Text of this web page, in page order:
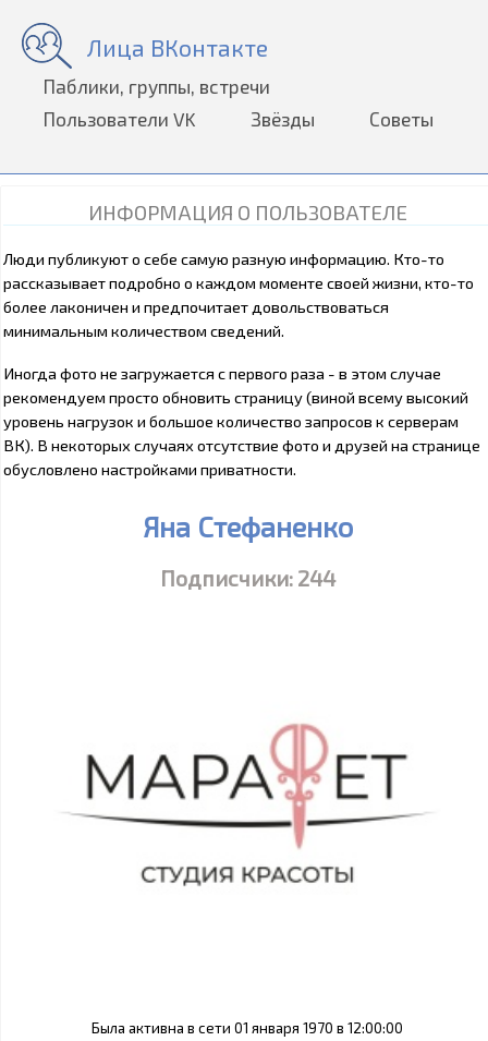
Лица ВКонтакте
Паблики, группы, встречи
Пользователи VK
Звёзды Советы
ИНФОРМАЦИЯ О ПОЛЬЗОВАТЕЛЕ
Люди публикуют о себе самую разную информацию. Кто-то
рассказывает подробно о каждом моменте своей жизни, кто-то
более лаконичен и предпочитает довольствоваться
минимальным количеством сведений.
Иногда фото не загружается с первого раза - в этом случае
рекомендуем просто обновить страницу (виной всему высокий
уровень нагрузок и большое количество запросов к серверам
ВК). В некоторых случаях отсутствие фото и друзей на странице
обусловлено настройками приватности.
Яна Стефаненко
Подписчики: 244
Была активна в сети 01 января 1970 в 12:00:00